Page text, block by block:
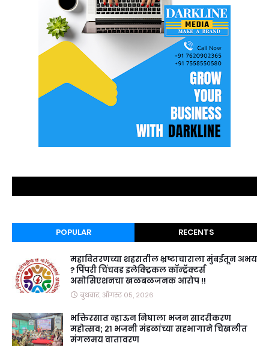
POPULAR RECENTS
महावितरणच्या शहरातील भ्रष्टाचाराला मुंबईतून अभय
? पिंपरी चिंचवड इलेक्ट्रिकल कॉन्ट्रॅक्टर्स
असोसिएशनचा खळबळजनक आरोप !!
बुधवार, ऑगस्ट ०५, २०२६
भक्तिरसात न्हाऊन निघाला भजन सादरीकरण
महोत्सव; २१ भजनी मंडळांच्या सहभागाने चिखलीत
मंगलमय वातावरण